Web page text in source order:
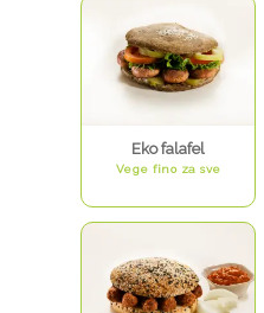
Eko falafel
Vege fino za sve